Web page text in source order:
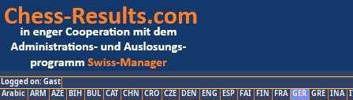
Logged on: Gast
Arabic ARM AZE BIH BUL CAT CHN CRO CZE DEN ENG ESP FAI FIN FRA GER GRE INA